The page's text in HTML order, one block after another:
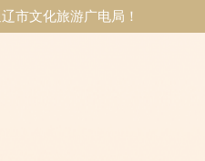
市文化旅游广电局！